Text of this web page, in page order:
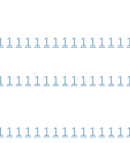
1 1 1 1 1 1 1 1 1 1 1 1 1
1 1 1 1 1 1 1 1 1 1 1 1 1
1 1 1 1 1 1 1 1 1 1 1 1 1